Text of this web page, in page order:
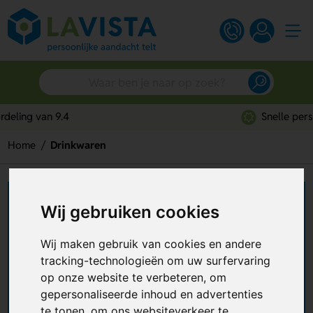
Wij gebruiken cookies
Wij maken gebruik van cookies en andere
tracking-technologieën om uw surfervaring
op onze website te verbeteren, om
gepersonaliseerde inhoud en advertenties
Home Drinkwaren
Drinkwaren bedrukken
laten opvallen? Laat dan een van onze
drinkwaren bedrukken! Van diverse soorten
glazentot verschillendemokken, van praktische
thermosflessentot handigereisbekersen van
waterflessentotbidons, wij hebben het allemaal.
+ Lees meer